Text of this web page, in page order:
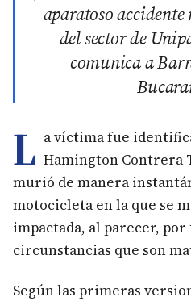
aparatoso
del sector de
comunica a
L a víctima fue
Hamington Contrera
murió de manera
motocicleta en la que se
impactada, al parecer,
circunstancias que son
Según las primeras